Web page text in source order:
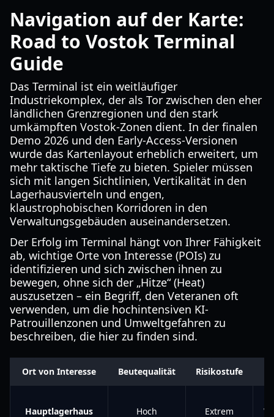
Navigation auf der Karte:
Road to Vostok Terminal
Guide
Das Terminal ist ein weitläufiger
Industriekomplex, der als Tor zwischen den eher
ländlichen Grenzregionen und den stark
umkämpften Vostok-Zonen dient. In der finalen
Demo 2026 und den Early-Access-Versionen
wurde das Kartenlayout erheblich erweitert, um
mehr taktische Tiefe zu bieten. Spieler müssen
sich mit langen Sichtlinien, Vertikalität in den
Lagerhausvierteln und engen,
klaustrophobischen Korridoren in den
Verwaltungsgebäuden auseinandersetzen.
Der Erfolg im Terminal hängt von Ihrer Fähigkeit
ab, wichtige Orte von Interesse (POIs) zu
identifizieren und sich zwischen ihnen zu
bewegen, ohne sich der „Hitze“ (Heat)
auszusetzen – ein Begriff, den Veteranen oft
verwenden, um die hochintensiven KI-
Patrouillenzonen und Umweltgefahren zu
beschreiben, die hier zu finden sind.
Ort von Interesse Beutequalität Risikostufe
Hauptlagerhaus Hoch Extrem